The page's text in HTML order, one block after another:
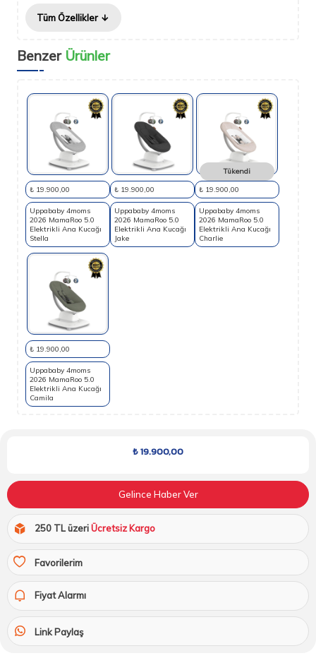
Tüm Özellikler
BenzerÜrünler
₺ 19.900,00
Uppababy 4moms
2026 MamaRoo 5.0
Elektrikli Ana Kucağı
Stella
₺ 19.900,00
Uppababy 4moms
2026 MamaRoo 5.0
Elektrikli Ana Kucağı
Jake
Tükendi
₺ 19.900,00
Uppababy 4moms
2026 MamaRoo 5.0
Elektrikli Ana Kucağı
Charlie
₺ 19.900,00
Uppababy 4moms
2026 MamaRoo 5.0
Elektrikli Ana Kucağı
Camila
₺19.900,00
Gelince Haber Ver
250 TL üzeriÜcretsiz Kargo
Favorilerim
Fiyat Alarmı
Link Paylaş